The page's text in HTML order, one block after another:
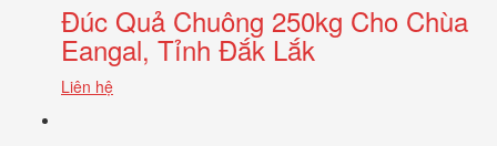
Đúc Quả Chuông 250kg Cho Chùa
Eangal, Tỉnh Đắk Lắk
Liên hệ